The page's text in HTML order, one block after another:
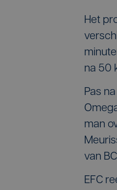
Het
na 50
Pas
man
van
EFC